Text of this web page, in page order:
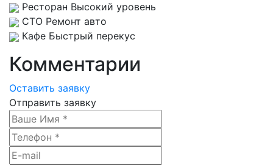
Ресторан Высокий уровень
СТО Ремонт авто
Кафе Быстрый перекус
Комментарии
Оставить заявку
Отправить заявку